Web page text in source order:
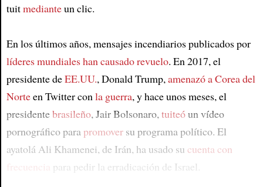
tuitmedianteun clic.
En los últimos años, mensajes incendiarios publicados por
líderes mundialeshan causado revuelo. En 2017, el
presidente deEE.UU., Donald Trump, amenazó aCorea del
Norteen Twitter con la guerra, y hace unos meses, el
presidentebrasileño, Jair Bolsonaro, tuiteóun vídeo
pornográfico para promoversu programa político. El
ayatolá Ali Khamenei, de Irán, ha usado su cuenta con
frecuencia
para pedir la erradicación de Israel.